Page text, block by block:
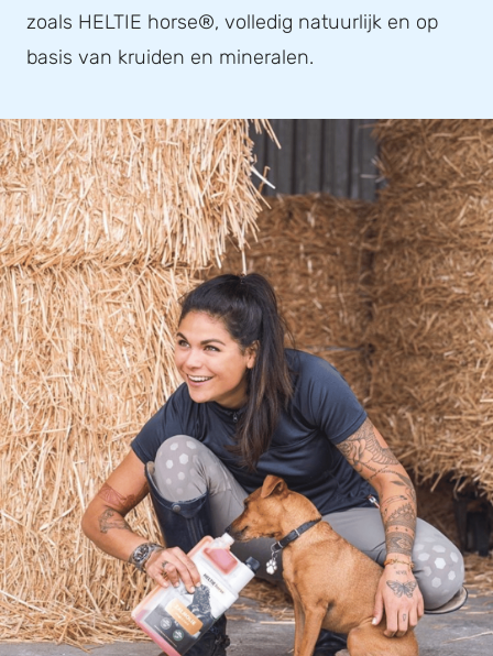
zoals HELTIE horse®, volledig natuurlijk en op
basis van kruiden en mineralen.